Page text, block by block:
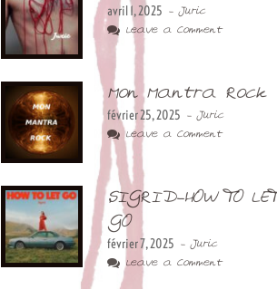
avril 1, 2025 - Juric
Leave a Comment
Mon Mantra Rock
février 25, 2025 - Juric
Leave a Comment
SIGRID-HOW TO LET
GO
février 7, 2025 - Juric
Leave a Comment